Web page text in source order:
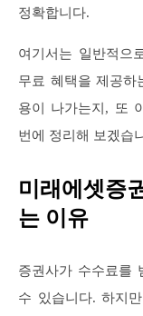
정확합니다.
여기서는 일반적으
무료 혜택을 제공하
용이 나가는지, 또
번에 정리해 보겠습
미래에셋증
는 이유
증권사가 수수료를
수 있습니다. 하지